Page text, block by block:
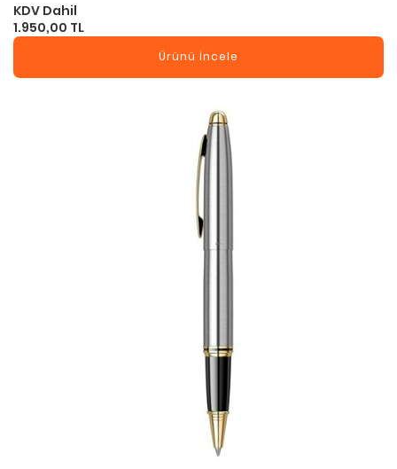
KDV Dahil
1.950,00 TL
Ürünü İncele